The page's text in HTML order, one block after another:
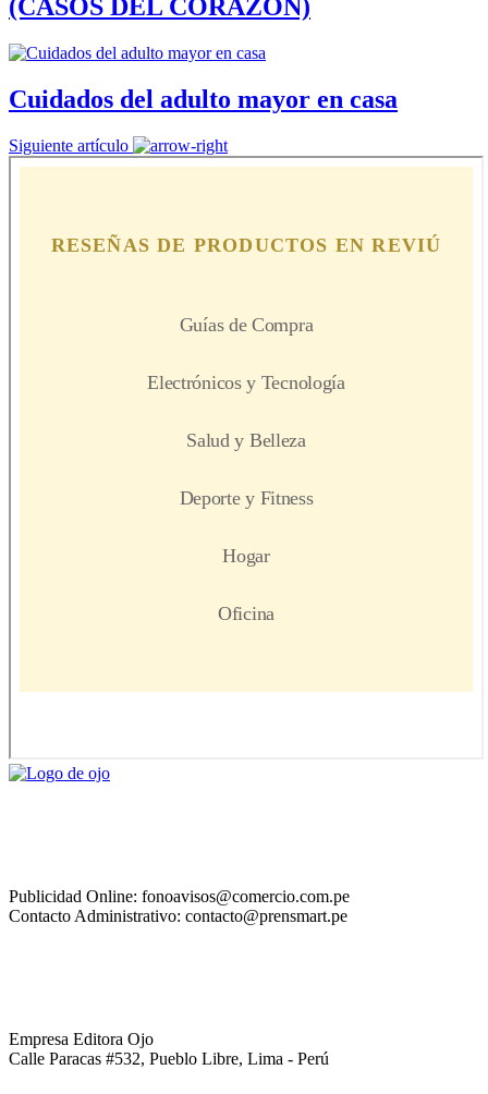
(CASOS DEL CORAZÓN)
Cuidados del adulto mayor en casa
Siguiente artículo
Publicidad Online: fonoavisos@comercio.com.pe
Contacto Administrativo: contacto@prensmart.pe
Empresa Editora Ojo
Calle Paracas #532, Pueblo Libre, Lima - Perú